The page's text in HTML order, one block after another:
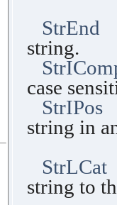
StrEnd
string.
case
StrIPos
string in
StrLCat
string to